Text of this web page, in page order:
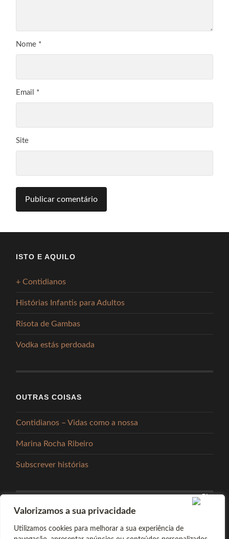
Valorizamos a sua privacidade
Utilizamos cookies para melhorar a sua experiência de
Nome *
Email *
Site
ISTO E AQUILO
+ Contidianos
Histórias Infantis para Adultos
Risota de Gambas
Vodka estás perdoada
OUTRAS COISAS
Contidianos – Vidas como a nossa
Marina Rocha Ribeiro
Subscrever histórias